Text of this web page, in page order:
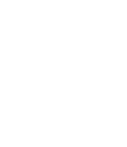
für die Reinigung
zu 18 min Laufzeit in